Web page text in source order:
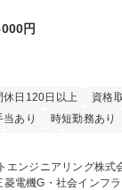
円
休日120日以上
資格
当あり 時短勤務あり
み 服装自由 寮・
リング株式会社 求人名 【大阪
電機G・社会インフラを